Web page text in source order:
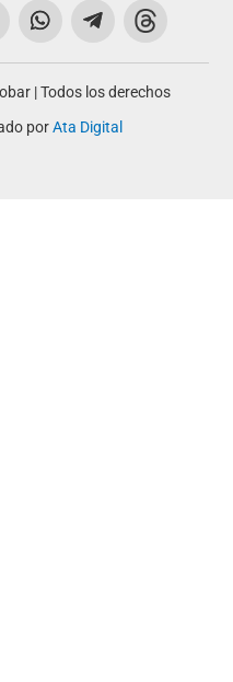
| Todos los derechos
porAta Digital